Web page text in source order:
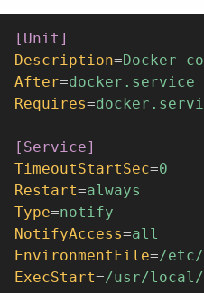
[Unit]
Description=Docker
After=docker.service
Requires=
[Service]
TimeoutStartSec=0
Restart=always
Type=notify
NotifyAccess=all
EnvironmentFile=/etc/
ExecStart=/usr/local/